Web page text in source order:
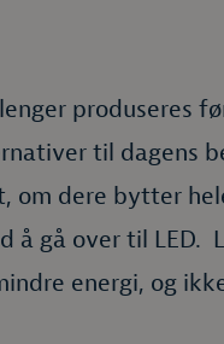
produseres
til dagens
om dere bytter
å gå over til LED.
energi, og